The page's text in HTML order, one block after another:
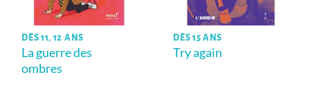
DÈS 11, 12 ANS
La guerre des
ombres
DÈS 15 ANS
Try again